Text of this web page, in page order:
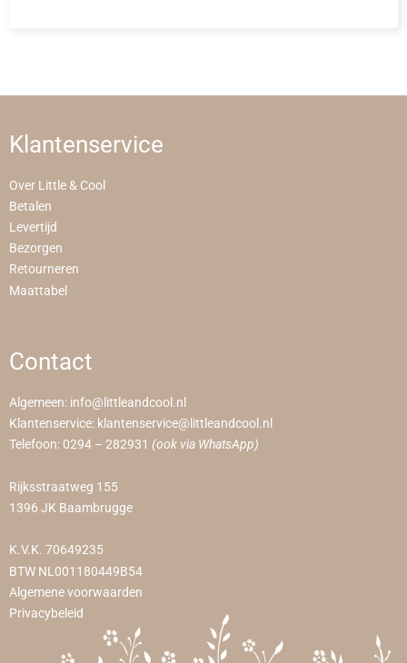
Klantenservice
Over Little & Cool
Betalen
Levertijd
Bezorgen
Retourneren
Maattabel
Contact
Algemeen: info@littleandcool.nl
Klantenservice: klantenservice@littleandcool.nl
Telefoon: 0294 – 282931 (ook via WhatsApp)
Rijksstraatweg 155
1396 JK Baambrugge
K.V.K. 70649235
BTW NL001180449B54
Algemene voorwaarden
Privacybeleid